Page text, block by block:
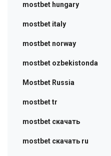
mostbet hungary
mostbet italy
mostbet norway
mostbet ozbekistonda
Mostbet Russia
mostbet tr
mostbet скачать
mostbet скачать ru